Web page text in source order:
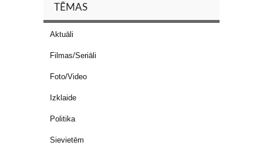
TĒMAS
Aktuāli
Filmas/Seriāli
Foto/Video
Izklaide
Politika
Sievietēm